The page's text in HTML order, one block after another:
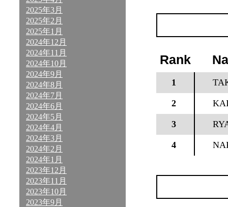
2025年3月
2025年2月
2025年1月
2024年12月
2024年11月
2024年10月
2024年9月
2024年8月
2024年7月
2024年6月
2024年5月
2024年4月
2024年3月
2024年2月
2024年1月
2023年12月
2023年11月
2023年10月
2023年9月
Rank
1
2
3
4